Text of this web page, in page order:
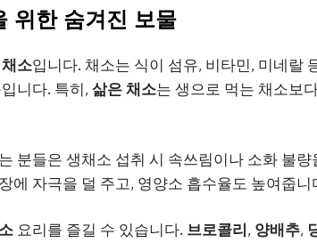
위한 숨겨진 보물
소입니다. 채소는 식이 섬유, 비타민, 미네랄
니다. 특히, 삶은 채소는 생으로 먹는 채소보
분들은 생채소 섭취 시 속쓰림이나 소화 불
에 자극을 덜 주고, 영양소 흡수율도 높여줍니
요리를 즐길 수 있습니다. 브로콜리, 양배추,